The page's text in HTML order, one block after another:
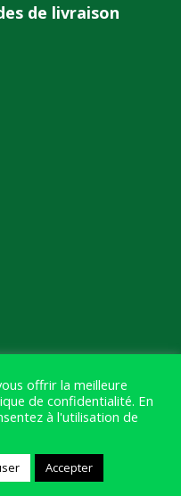
de livraison
offrir la meilleure
de confidentialité. En
à l'utilisation de
Accepter